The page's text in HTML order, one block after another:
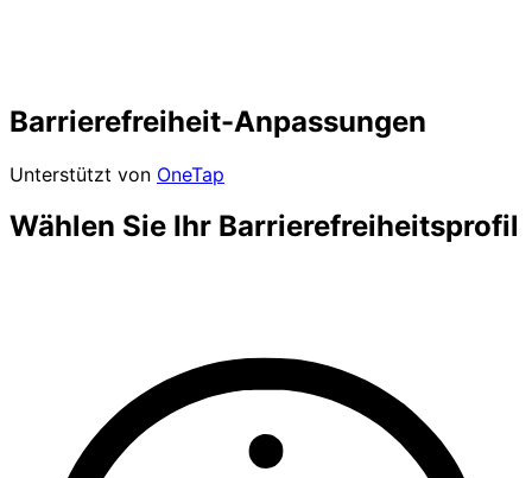
Barrierefreiheit-Anpassungen
Unterstützt von OneTap
Wählen Sie Ihr Barrierefreiheitsprofil